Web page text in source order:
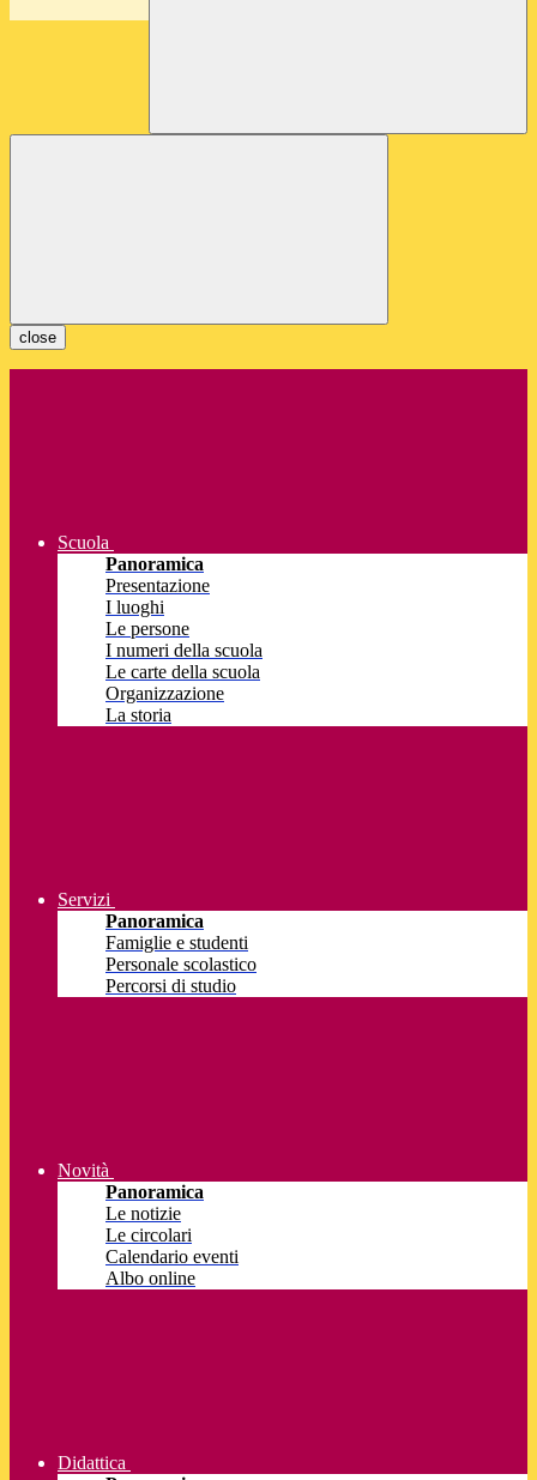
close
Scuola
Panoramica
Presentazione
I luoghi
Le persone
I numeri della scuola
Le carte della scuola
Organizzazione
La storia
Servizi
Panoramica
Famiglie e studenti
Personale scolastico
Percorsi di studio
Novità
Panoramica
Le notizie
Le circolari
Calendario eventi
Albo online
Didattica